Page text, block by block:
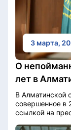
3 марта,
О
лет в
В Алматинской
совершенное в
ссылкой на